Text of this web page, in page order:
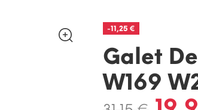
-11,25 €
Galet
W169